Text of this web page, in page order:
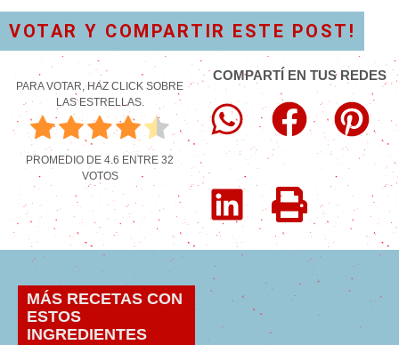
VOTAR Y COMPARTIR ESTE POST!
PARA VOTAR, HAZ CLICK SOBRE
LAS ESTRELLAS.
PROMEDIO DE 4.6 ENTRE 32
VOTOS
COMPARTÍ EN TUS REDES
MÁS RECETAS CON
ESTOS
INGREDIENTES